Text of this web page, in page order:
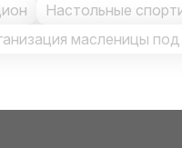
Настольные
масленицы